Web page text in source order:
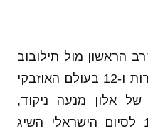
הראשון מול תילובוב
האוזבקי המדורג ראשון בתחרות ו-12 בעולם האוזבקי
אלון מנעה ניקוד,
בהמשך הקרב התאזן ו-1:28 לסיום הישראלי השיג